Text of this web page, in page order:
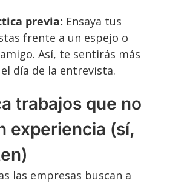
previa: Ensaya tus
frente a un espejo o
Así, te sentirás más
día de la entrevista.
trabajos que no
experiencia (sí,
las empresas buscan a